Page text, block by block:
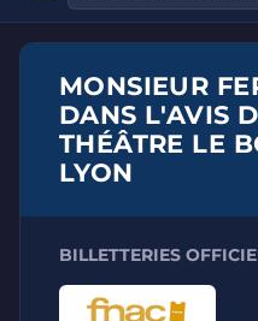
MONSIEUR
DANS L'AVIS
THÉÂTRE LE
LYON
BILLETTERIES